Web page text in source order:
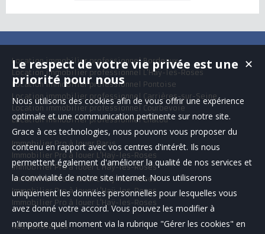
Location immobilier professionnel Bordeaux
Location immobilier professionnel L'Haÿ-les-Roses
Location immobilier professionnel Pontoise
Location immobilier professionnel Carrières-sur-Seine
Location immobilier professionnel Courbevoie
Location immobilier professionnel Chatou
Immobilier Pro à louer Paris
Immobilier Pro à louer L'Haÿ-les-Roses
Immobilier Pro à louer L'Haÿ-les-Roses
Immobilier Pro à louer L'Haÿ-les-Roses
Immobilier Pro à louer L'Haÿ-les-Roses
Immobilier Pro à louer L'Haÿ-les-Roses
Nos Honoraires
✕
Le respect de votre vie privée est une
priorité pour nous
Nous utilisons des cookies afin de vous offrir une expérience
optimale et une communication pertinente sur notre site.
Grace à ces technologies, nous pouvons vous proposer du
contenu en rapport avec vos centres d'intérêt. Ils nous
permettent également d'améliorer la qualité de nos services et
la convivialité de notre site internet. Nous utiliserons
uniquement les données personnelles pour lesquelles vous
avez donné votre accord. Vous pouvez les modifier à
n'importe quel moment via la rubrique "Gérer les cookies" en